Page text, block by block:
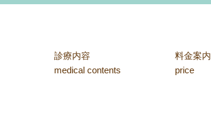
診療内容
medical contents
料金案内
price